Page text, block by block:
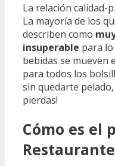
La relación calidad-
La mayoría de los
describen como
insuperable para
bebidas se mueven
para todos los
sin quedarte
pierdas!
Cómo es el